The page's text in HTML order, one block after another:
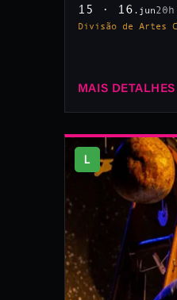
15 · 16 .jun20h
Divisão de Artes
MAIS DETALHES
L